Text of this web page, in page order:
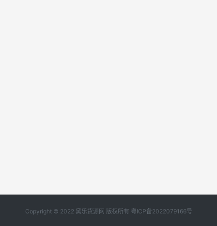
Copyright © 2022 黛乐货源网 版权所有 粤ICP备2022079166号